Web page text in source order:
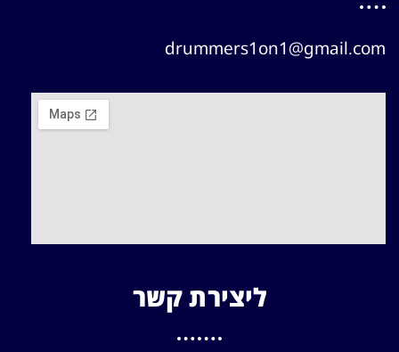
drummers1on1@gmail.com
ליצירת קשר